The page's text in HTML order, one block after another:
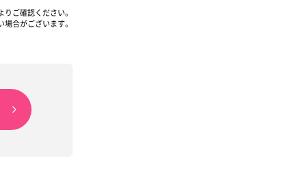
ご確認ください。
合がございます。